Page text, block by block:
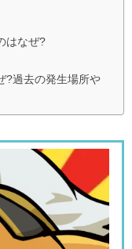
はなぜ?
?過去の発生場所や